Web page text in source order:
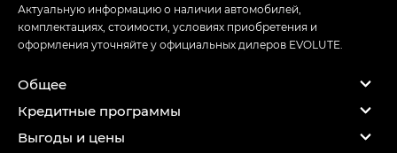
Актуальную информацию о наличии автомобилей,
комплектациях, стоимости, условиях приобретения и
оформления уточняйте у официальных дилеров EVOLUTE.
Общее
Кредитные программы
Выгоды и цены